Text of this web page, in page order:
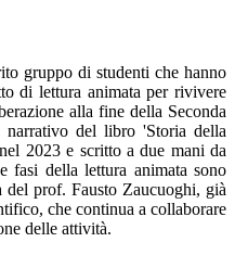
gruppo di studenti che hanno
di lettura animata per rivivere
alla fine della Seconda
del libro 'Storia della
2023 e scritto a due mani da
della lettura animata sono
del prof. Fausto Zaucuoghi, già
che continua a collaborare
delle attività.